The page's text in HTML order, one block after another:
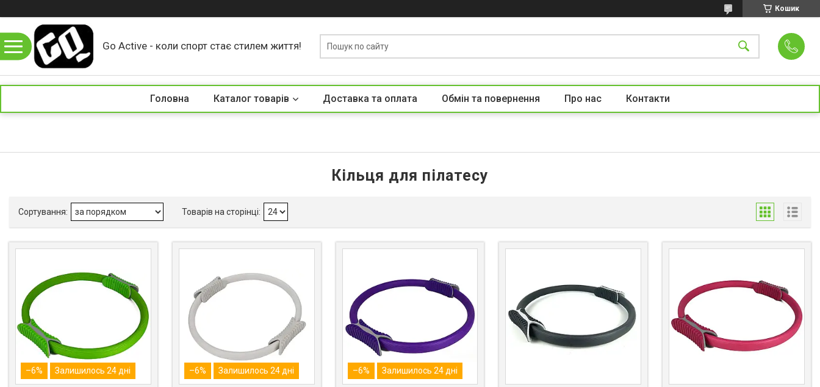
Кошик
Go Active - коли спорт стає стилем життя!
Головна Каталог товарів Доставка та оплата Обмін та повернення Про нас Контакти
Кільця для пілатесу
–6% Залишилось 24 дні –6% Залишилось 24 дні –6% Залишилось 24 дні